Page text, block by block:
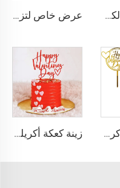
لوازم حفل الكشف عن الجنس طقم ديكور بالونات ديكور الحفل بنر طفل أو طفلة أدوات تصوير عرض خاص لتزيين خلفيات الزفاف، خلفية بإشارة لامعة، لوحة جدار براقة متلألئة مناسبة للحفلات
مُزيّن كعكة أكريليك ليوم عيد الحب، زينة كعكة حفلة عيد الحب السعيد زينة كعكة أكريليك بمناسبة عيد الحب، تزيين كعكة أكريليك لعيد الحب